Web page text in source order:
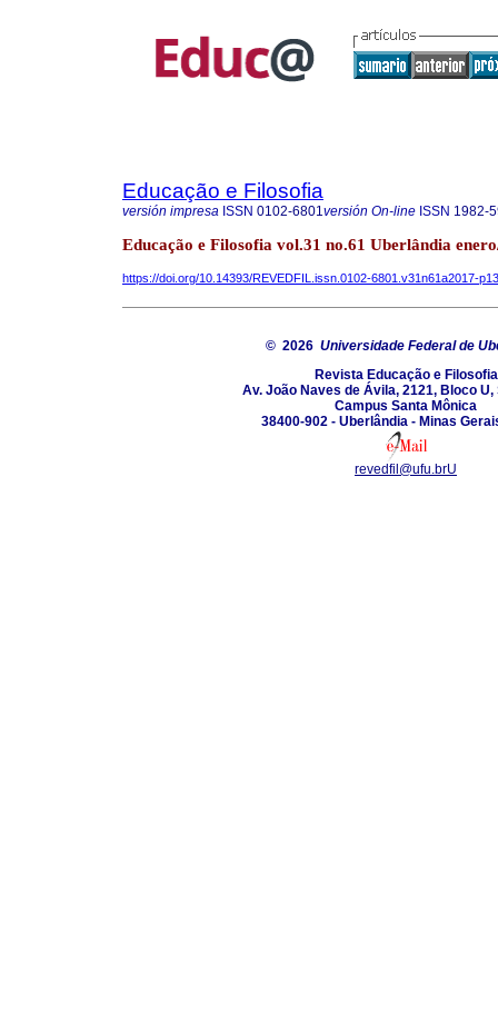
Educação e Filosofia
versión impresa ISSN 0102-6801versión On-line ISSN 1982-
Educação e Filosofia vol.31 no.61 Uberlândia
https://doi.org/10.14393/REVEDFIL.issn.0102-6801.v31n61a2017-
© 2026 Universidade Federal de
Revista Educação e Filosofia
Av. João Naves de Ávila, 2121, Bloco U,
Campus Santa Mônica
38400-902 - Uberlândia - Minas
revedfil@ufu.brU